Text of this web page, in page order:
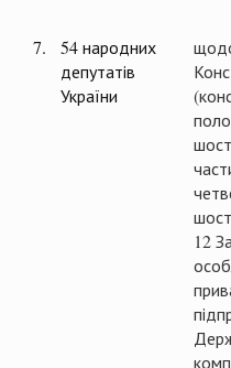
7.
54 народних
депутатів
України
12